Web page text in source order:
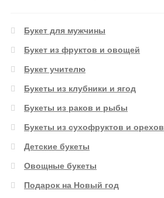
Букет для мужчины
Букет из фруктов и овощей
Букет учителю
Букеты из клубники и ягод
Букеты из раков и рыбы
Букеты из сухофруктов и орехов
Детские букеты
Овощные букеты
Подарок на Новый год